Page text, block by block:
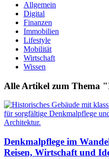
Allgemein
Digital
Finanzen
Immobilien
Lifestyle
Mobilität
Wirtschaft
Wissen
Alle Artikel zum Thema
Denkmalpflege im
Reisen, Wirtschaft und